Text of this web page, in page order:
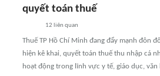
quyết toán thuế
12 liên quan
Thuế TP Hồ Chí Minh đang đẩy mạnh đôn
hiện kê khai, quyết toán thuế thu nhập cá
hoạt động trong lĩnh vực y tế, giáo dục,